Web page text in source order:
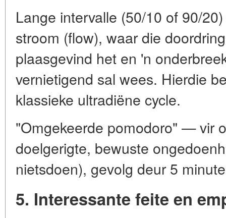
Lange intervalle (50/10 of 90/
stroom (flow), waar die
plaasgevind het en 'n
vernietigend sal wees. Hierdie
klassieke ultradiëne cycle.
"Omgekeerde pomodoro" — vir
doelgerigte, bewuste
nietsdoen), gevolg deur 5
5. Interessante feite en